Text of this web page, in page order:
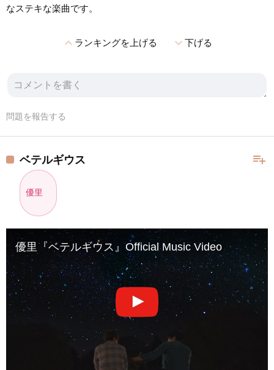
なステキな楽曲です。
expand_lessランキングを上げる expand_more下げる
問題を報告する
playlist_add
ベテルギウス
優里
優里『ベテルギウス』Official Music Video